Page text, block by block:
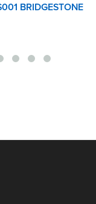
BRIDGESTONE